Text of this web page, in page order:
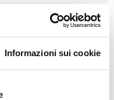
Informazioni sui cookie
Civile
-